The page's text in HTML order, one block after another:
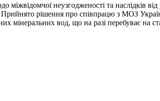
неузгодженості та наслідків
рішення про співпрацю з МОЗ
мінеральних вод, що на разі перебуває на